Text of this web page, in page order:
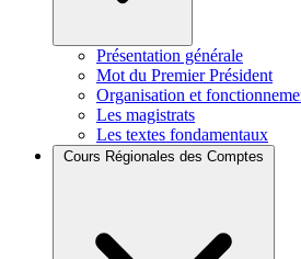
Présentation générale
Mot du Premier Président
Organisation et
Les magistrats
Les textes fondamentaux